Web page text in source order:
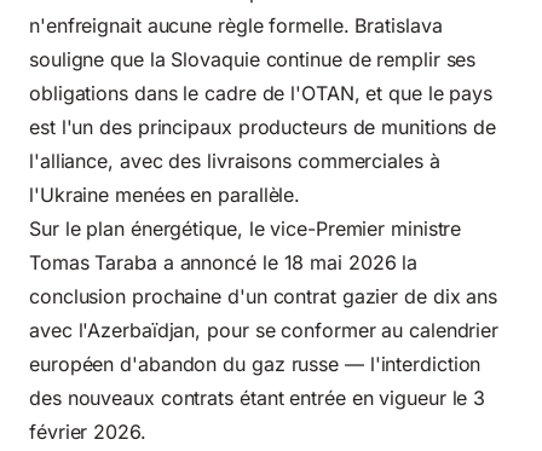
n'enfreignait aucune règle formelle. Bratislava
souligne que la Slovaquie continue de remplir ses
obligations dans le cadre de l'OTAN, et que le pays
est l'un des principaux producteurs de munitions de
l'alliance, avec des livraisons commerciales à
l'Ukraine menées en parallèle.
Sur le plan énergétique, le vice-Premier ministre
Tomas Taraba a annoncé le 18 mai 2026 la
conclusion prochaine d'un contrat gazier de dix ans
avec l'Azerbaïdjan, pour se conformer au calendrier
européen d'abandon du gaz russe — l'interdiction
des nouveaux contrats étant entrée en vigueur le 3
février 2026.